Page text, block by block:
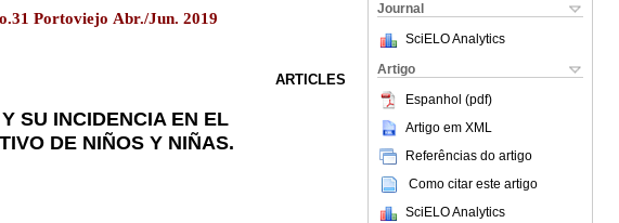
Journal
SciELO Analytics
Artigo
Espanhol (pdf)
Artigo em XML
Referências do artigo
Como citar este artigo
SciELO Analytics
Portoviejo Abr./Jun. 2019
ARTICLES
SU INCIDENCIA EN EL
DE NIÑOS Y NIÑAS.